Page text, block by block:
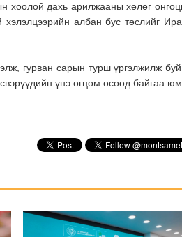
хоолой дахь арилжааны хөлөг
албан бус төслийг
гурван сарын турш үргэлжилж
үнэ огцом өсөөд байгаа юм